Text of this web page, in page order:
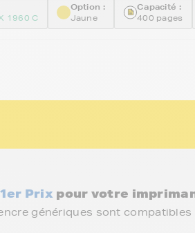
1960 C
Option :
Jaune
Capacité :
400 pages
1er Prix pour votre
génériques sont